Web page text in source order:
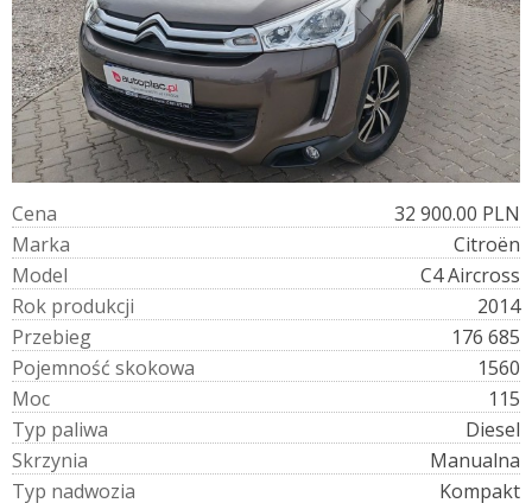
Cena
32 900.00 PLN
Marka
Citroën
Model
C4 Aircross
Rok produkcji
2014
Przebieg
176 685
Pojemność skokowa
1560
Moc
115
Typ paliwa
Diesel
Skrzynia
Manualna
Typ nadwozia
Kompakt